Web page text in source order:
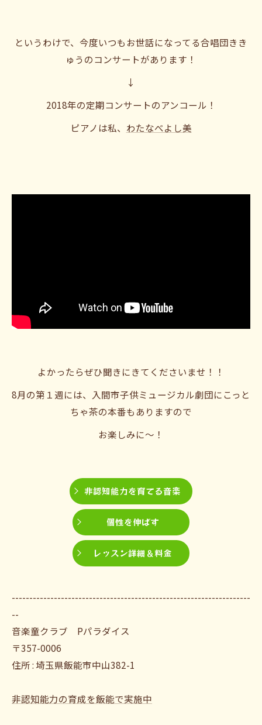
というわけで、今度いつもお世話になってる合唱団きき
ゅうのコンサートがあります！
↓
2018年の定期コンサートのアンコール！
ピアノは私、 わたなべよし美
よかったらぜひ聞きにきてくださいませ！！
8月の第１週には、入間市子供ミュージカル劇団にこっと
ちゃ茶の本番もありますので
お楽しみに〜！
非認知能力を育てる音楽
個性を伸ばす
レッスン詳細＆料金
--------------------------------------------------------------------
--
音楽童クラブ Pパラダイス
〒357-0006
住所 : 埼玉県飯能市中山382-1
非認知能力の育成を飯能で実施中